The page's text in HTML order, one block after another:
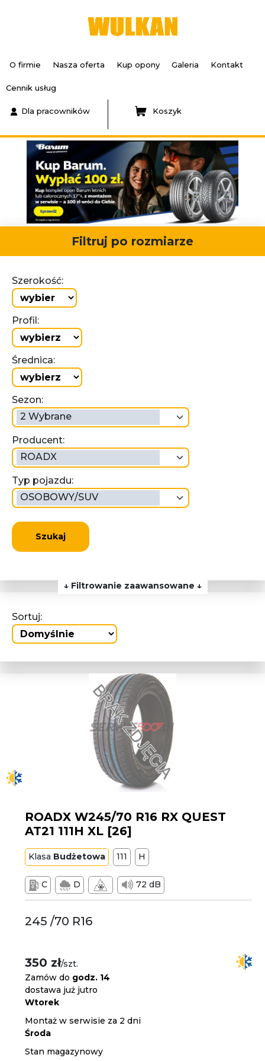
O firmie Nasza oferta Kup opony Galeria Kontakt
Cennik usług
Dla pracowników Koszyk
Filtruj po rozmiarze
Szerokość:
Profil:
Średnica:
Sezon:
2 Wybrane
Producent:
ROADX
Typ pojazdu:
OSOBOWY/SUV
Szukaj
↓ Filtrowanie zaawansowane ↓
Sortuj:
ROADX W245/70 R16 RX QUEST
AT21 111H XL [26]
Klasa Budżetowa 111 H
C D 72 dB
245 /70 R16
350 zł/szt.
Zamów do godz. 14
dostawa już jutro
Wtorek
Montaż w serwisie za 2 dni
Środa
Stan magazynowy